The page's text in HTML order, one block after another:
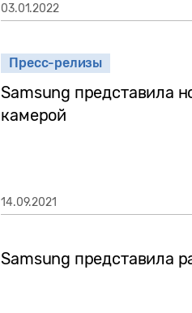
03.01.2022
Пресс-релизы
Samsung представила
камерой
14.09.2021
Samsung представила